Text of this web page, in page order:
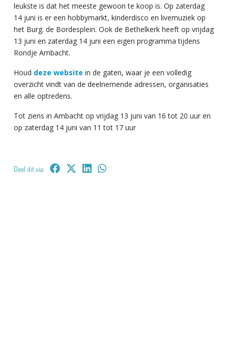
leukste is dat het meeste gewoon te koop is. Op zaterdag
14 juni is er een hobbymarkt, kinderdisco en livemuziek op
het Burg. de Bordesplein. Ook de Bethelkerk heeft op vrijdag
13 juni en zaterdag 14 juni een eigen programma tijdens
Rondje Ambacht.
Houd deze website in de gaten, waar je een volledig
overzicht vindt van de deelnemende adressen, organisaties
en alle optredens.
Tot ziens in Ambacht op vrijdag 13 juni van 16 tot 20 uur en
op zaterdag 14 juni van 11 tot 17 uur
Deel dit via: